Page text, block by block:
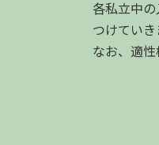
各私立中
つけていき
なお、適性